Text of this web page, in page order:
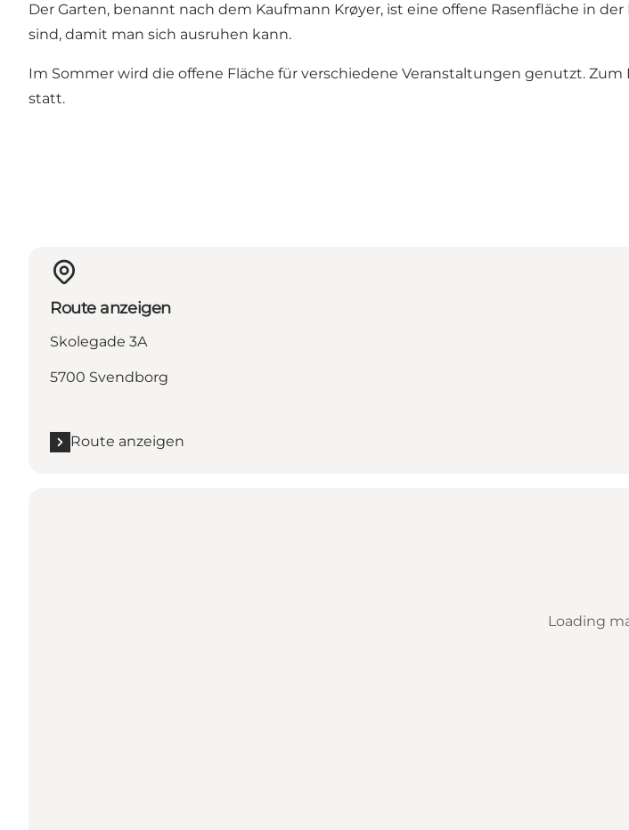
Der Garten, benannt nach dem Kaufmann Krøyer, ist eine offene Rasenfläche in
sind, damit man sich ausruhen kann.
Im Sommer wird die offene Fläche für verschiedene Veranstaltungen genutzt.
statt.
Route anzeigen
Skolegade 3A
5700 Svendborg
Route anzeigen
Loading